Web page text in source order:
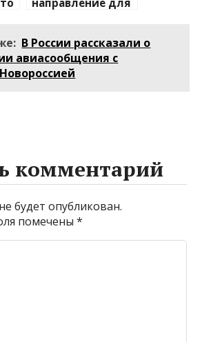
направление для
В России рассказали о
авиасообщения с
комментарий
будет опубликован.
помечены*